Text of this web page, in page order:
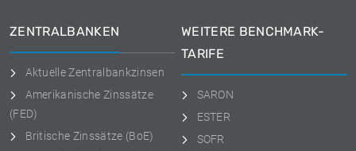
ZENTRALBANKEN
Aktuelle Zentralbankzinsen
Amerikanische Zinssätze
(FED)
Britische Zinssätze (BoE)
WEITERE BENCHMARK-
TARIFE
SARON
ESTER
SOFR